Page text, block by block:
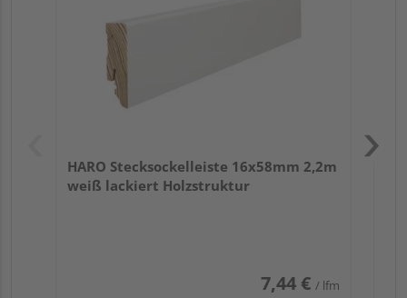
HARO Stecksockelleiste 16x58mm 2,2m
weiß lackiert Holzstruktur
7,44 € / lfm